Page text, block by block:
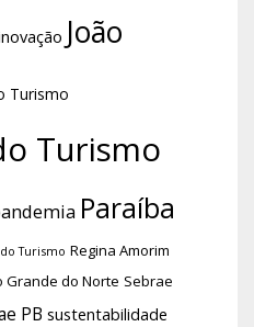
João
Turismo
Turismo
Paraíba
Turismo Regina Amorim
Grande do Norte Sebrae
PB sustentabilidade